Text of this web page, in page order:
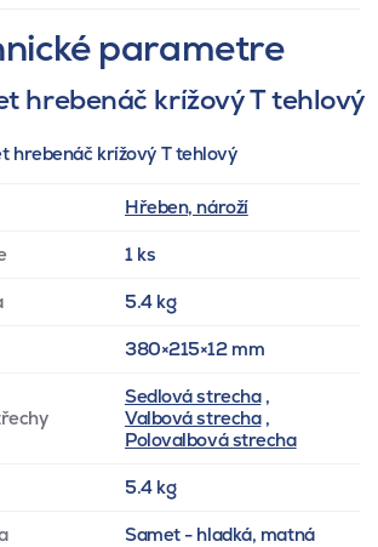
parametre
hrebenáč krížový T tehlový
hrebenáč krížový T tehlový
Hřeben, nároží
1 ks
5.4 kg
380×215×12 mm
Sedlová strecha,
Valbová strecha,
Polovalbová strecha
5.4 kg
Samet - hladká, matná